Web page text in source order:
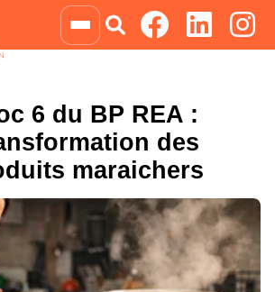
6 du BP REA :
des
maraichers
Blocs animés
Négatif